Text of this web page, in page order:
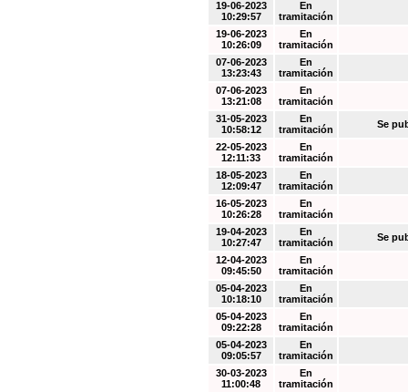
19-06-2023
10:29:57
En
tramitación
19-06-2023
10:26:09
En
tramitación
07-06-2023
13:23:43
En
tramitación
07-06-2023
13:21:08
En
tramitación
31-05-2023
10:58:12
En
tramitación
Se
22-05-2023
12:11:33
En
tramitación
18-05-2023
12:09:47
En
tramitación
16-05-2023
10:26:28
En
tramitación
19-04-2023
10:27:47
En
tramitación
Se
12-04-2023
09:45:50
En
tramitación
05-04-2023
10:18:10
En
tramitación
05-04-2023
09:22:28
En
tramitación
05-04-2023
09:05:57
En
tramitación
30-03-2023
11:00:48
En
tramitación